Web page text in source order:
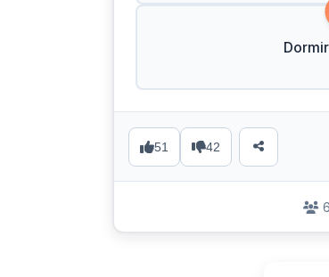
51 42